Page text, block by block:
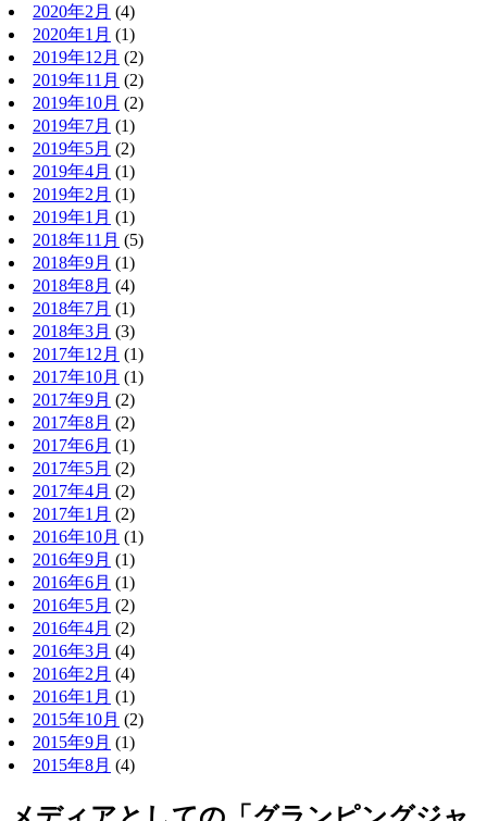
2020年2月 (4)
2020年1月 (1)
2019年12月 (2)
2019年11月 (2)
2019年10月 (2)
2019年7月 (1)
2019年5月 (2)
2019年4月 (1)
2019年2月 (1)
2019年1月 (1)
2018年11月 (5)
2018年9月 (1)
2018年8月 (4)
2018年7月 (1)
2018年3月 (3)
2017年12月 (1)
2017年10月 (1)
2017年9月 (2)
2017年8月 (2)
2017年6月 (1)
2017年5月 (2)
2017年4月 (2)
2017年1月 (2)
2016年10月 (1)
2016年9月 (1)
2016年6月 (1)
2016年5月 (2)
2016年4月 (2)
2016年3月 (4)
2016年2月 (4)
2016年1月 (1)
2015年10月 (2)
2015年9月 (1)
2015年8月 (4)